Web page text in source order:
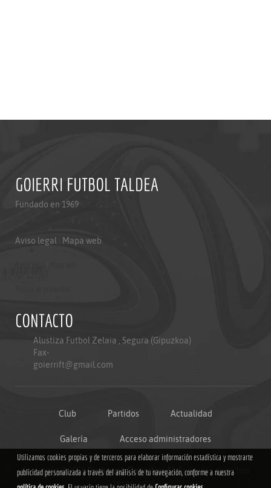
GOIERRI FUTBOL TALDEA
Fundado en 1969
Aviso legal Mapa web
CONTACTO
Alustiza Futbol Zelaia , Segura (Gipuzkoa)
Fax-
goierrift@gmail.com
Club Partidos Actualidad
Galería Acceso administradores
Copyright © 2018 Grupoweb Deportiva SL.Todos los derechos
reservados.
Utilizamos cookies propias y de terceros para elaborar información estadística y mostrarte
publicidad personalizada a través del análisis de tu navegación, conforme a nuestra